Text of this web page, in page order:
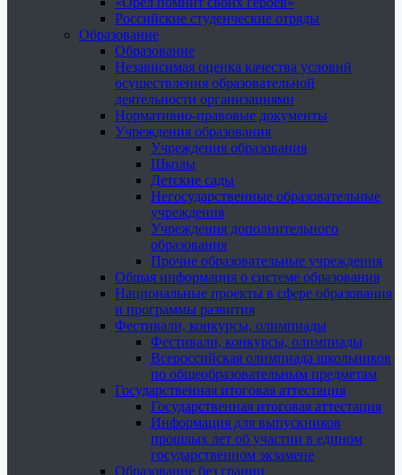
Российские студенческие отряды
Образование
Образование
Независимая оценка качества условий
осуществления образовательной
деятельности организациями
Нормативно-правовые документы
Учреждения образования
Учреждения образования
Школы
Детские сады
Негосударственные образовательные
учреждения
Учреждения дополнительного
образования
Прочие образовательные учреждения
Общая информация о системе образования
Национальные проекты в сфере образования
и программы развития
Фестивали, конкурсы, олимпиады
Фестивали, конкурсы, олимпиады
Всероссийская олимпиада школьников
по общеобразовательным предметам
Государственная итоговая аттестация
Государственная итоговая аттестация
Информация для выпускников
прошлых лет об участии в едином
государственном экзамене
Образование без границ